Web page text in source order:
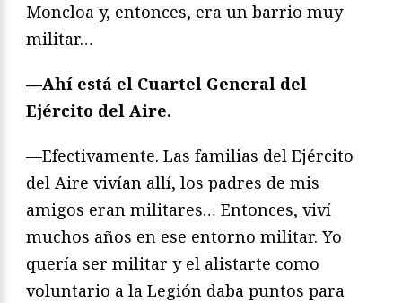
Moncloa y, entonces, era un barrio muy
militar…
—Ahí está el Cuartel General del
Ejército del Aire.
—Efectivamente. Las familias del Ejército
del Aire vivían allí, los padres de mis
amigos eran militares… Entonces, viví
muchos años en ese entorno militar. Yo
quería ser militar y el alistarte como
voluntario a la Legión daba puntos para